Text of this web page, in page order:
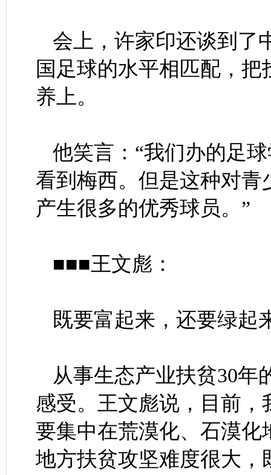
会上，许家印还谈到了
国足球的水平相匹配，
养上。
他笑言：“我们办的足
看到梅西。但是这种对
产生很多的优秀球员。”
■■■王文彪：
既要富起来，还要绿起
从事生态产业扶贫30年
感受。王文彪说，目前，
要集中在荒漠化、石漠
地方扶贫攻坚难度很大